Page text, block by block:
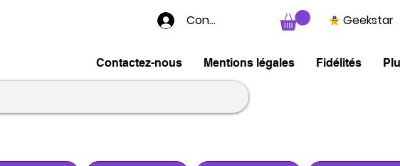
Connexion Geekstar
Contactez-nous Mentions légales Fidélités